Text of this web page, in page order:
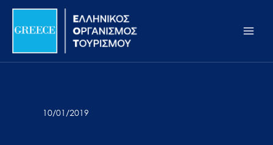
Σημείωση:
ιστότοπος
προσβασιμότητας.
Μετάβαση
περιεχόμενο
10/01/2019